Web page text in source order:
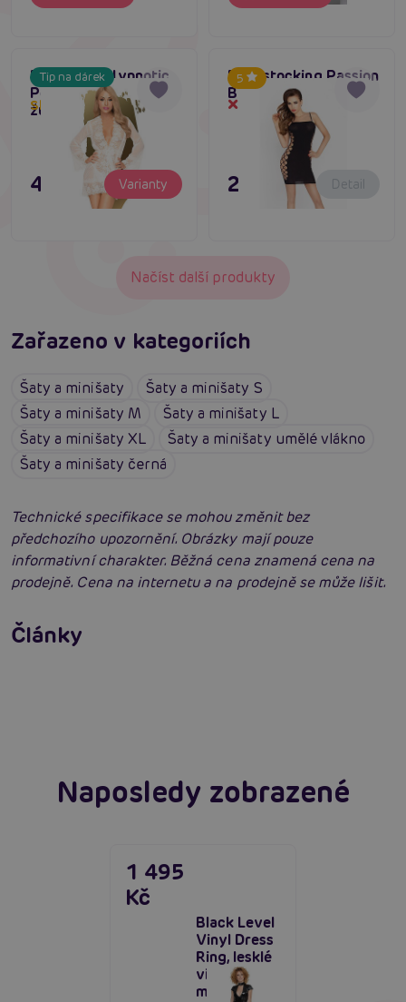
Tip na dárek
Penthouse Hypnotic
Power (White), sexy
župánek
Skladem do týdne
495 Kč Varianty
5
Bodystocking Passion
BS026 černý
Dočasně vyprodané
295 Kč Detail
Načíst další produkty
Zařazeno v kategoriích
Šaty a minišaty
Šaty a minišaty S
Šaty a minišaty M
Šaty a minišaty L
Šaty a minišaty XL
Šaty a minišaty umělé vlákno
Šaty a minišaty černá
Technické specifikace se mohou změnit bez
předchozího upozornění. Obrázky mají pouze
informativní charakter. Běžná cena znamená cena na
prodejně. Cena na internetu a na prodejně se může lišit.
Články
neodolatelně sexy
Číst více
Erotická inteligence: Příručka Sexiomů
Naposledy zobrazené
Black Level
Vinyl Dress
Ring, lesklé
vinylové
minišaty
1 495
Kč